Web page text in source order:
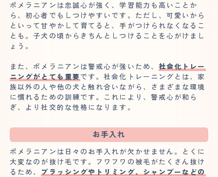
ポメラニアンは忠誠心が強く、学習能力も高いことか
ら、初心者でもしつけやすいです。ただし、可愛いから
といって甘やかして育てると、手がつけられなくなるこ
とも。子犬の頃からきちんとしつけることを心がけまし
ょう。
また、ポメラニアンは警戒心が強いため、 社会化トレー
ニングがとても重要 です。社会化トレーニングとは、家
族以外の人や他の犬と触れ合いながら、さまざまな環境
に慣れるための訓練です。これにより、警戒心が和ら
ぎ、より社交的な性格になります。
お手入れ
ポメラニアンは日々のお手入れが欠かせません。とくに
大変なのが抜け毛です。フワフワの被毛がたくさん抜け
るため、 ブラッシングやトリミング、シャンプーなどの